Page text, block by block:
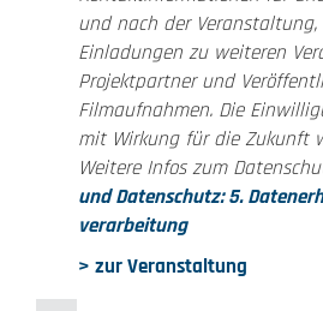
und nach der Veranstaltung,
Einladungen zu weiteren
Projektpartner und
Filmaufnahmen. Die
mit Wirkung für die Zukunft
Weitere Infos zum
und Datenschutz: 5.
verarbeitung
> zur Veranstaltung